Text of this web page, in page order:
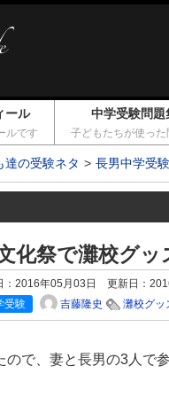
ール
ルです
中学受験問題
子どもたちが使った
達の受験ネタ 長男中学受験
化祭で灘校グッ
：2016年05月03日 更新日：
受験
吉藤隆史 灘校グッ
で、妻と長男の3人で